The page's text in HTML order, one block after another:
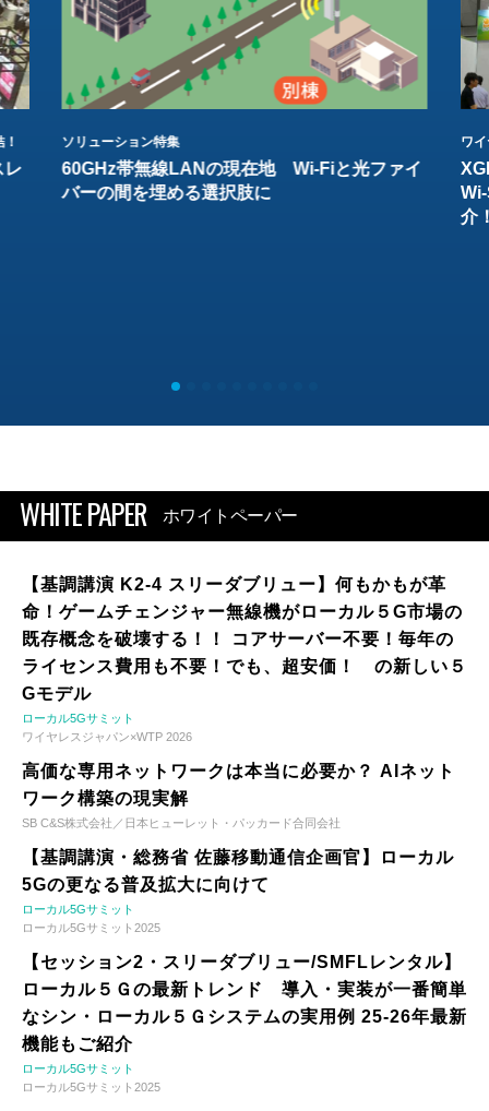
レ
ソリューション特集
60GHz帯無線LANの現在地 Wi-Fiと光ファイ
バーの間を埋める選択肢に
ワ
介
WHITE PAPER ホワイトペーパー
【基調講演 K2-4 スリーダブリュー】何もかもが革
命！ゲームチェンジャー無線機がローカル５G市場の
既存概念を破壊する！！ コアサーバー不要！毎年の
ライセンス費用も不要！でも、超安価！ の新しい５
Gモデル
ローカル5Gサミット
ワイヤレスジャパン×WTP 2026
高価な専用ネットワークは本当に必要か？ AIネット
ワーク構築の現実解
SB C&S株式会社／日本ヒューレット・パッカード合同会社
【基調講演・総務省 佐藤移動通信企画官】ローカル
5Gの更なる普及拡大に向けて
ローカル5Gサミット
ローカル5Gサミット2025
【セッション2・スリーダブリュー/SMFLレンタル】
ローカル５Ｇの最新トレンド 導入・実装が一番簡単
なシン・ローカル５Ｇシステムの実用例 25-26年最新
機能もご紹介
ローカル5Gサミット
ローカル5Gサミット2025